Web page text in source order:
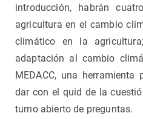
introducción, habrán
agricultura en el cambio
climático en la
adaptación al cambio
MEDACC, una
dar con el quid de la
turno abierto de preguntas.